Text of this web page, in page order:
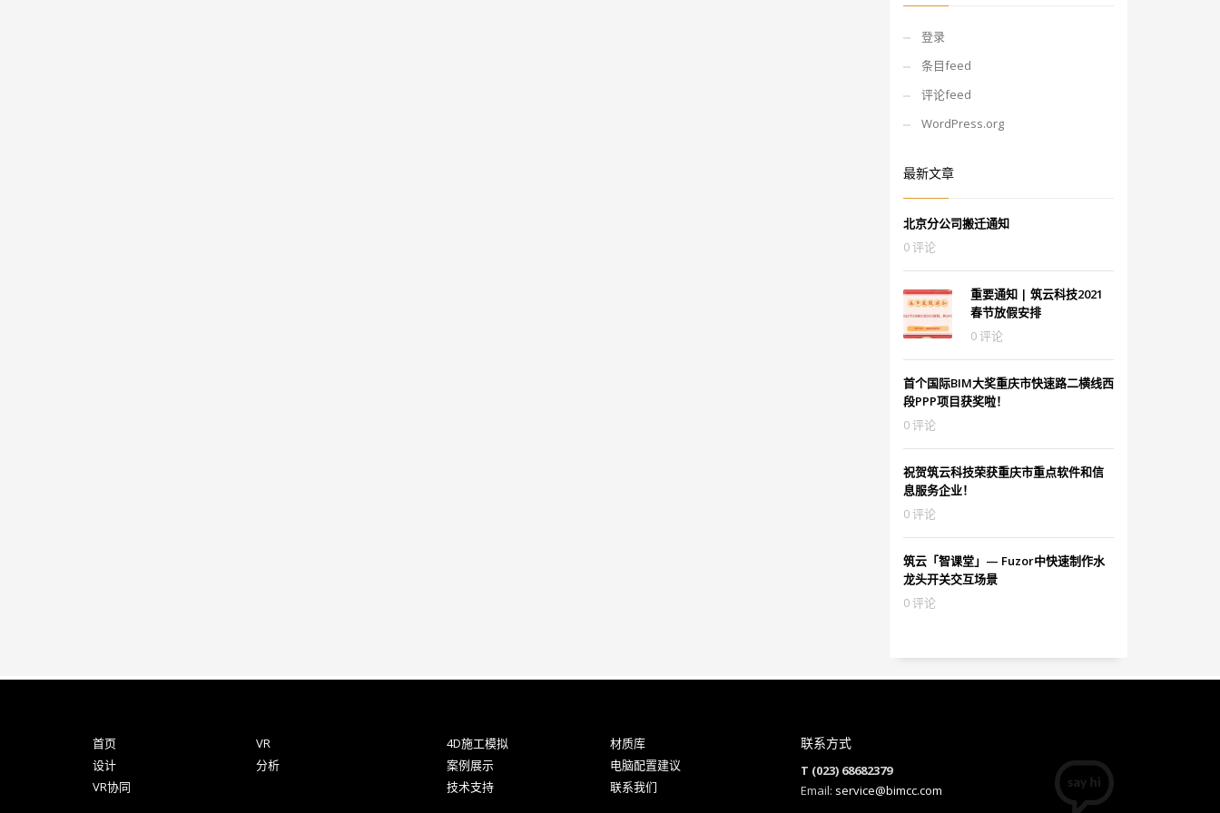
登录
条目feed
评论feed
WordPress.org
最新文章
北京分公司搬迁通知
0 评论
重要通知 | 筑云科技2021
春节放假安排
0 评论
首个国际BIM大奖重庆市快速路二横线西
段PPP项目获奖啦！
0 评论
祝贺筑云科技荣获重庆市重点软件和信
息服务企业！
0 评论
筑云「智课堂」— Fuzor中快速制作水
龙头开关交互场景
0 评论
首页
VR
设计
分析
VR协同
4D施工模拟
材质库
案例展示
电脑配置建议
技术支持
联系我们
联系方式
T (023) 68682379
Email: service@bimcc.com